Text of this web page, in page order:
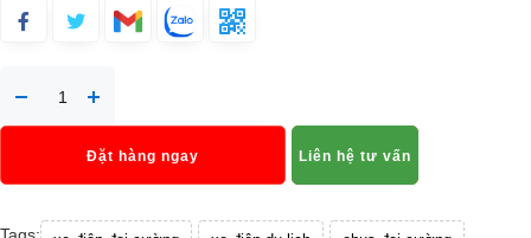
Đặt hàng ngay Liên hệ tư vấn